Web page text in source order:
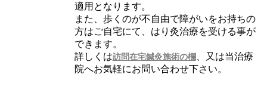
適用となります。
また、歩くのが不自由で障がいをお持ちの
方はご自宅にて、はり灸治療を受ける事が
できます。
詳しくは訪問在宅鍼灸施術の欄、又は当治療
院へお気軽にお問い合わせ下さい。